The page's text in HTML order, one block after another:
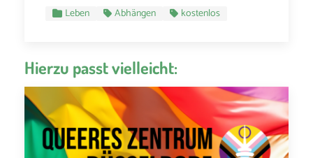
Leben Abhängen kostenlos
Hierzu passt vielleicht: